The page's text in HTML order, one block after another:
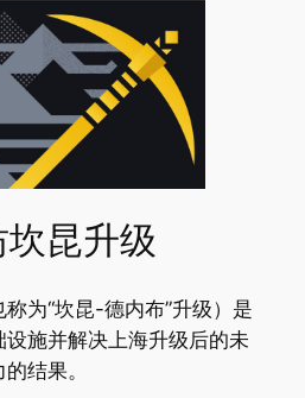
昆升级
为“坎昆-德内布”升级）是
施并解决上海升级后的未
结果。